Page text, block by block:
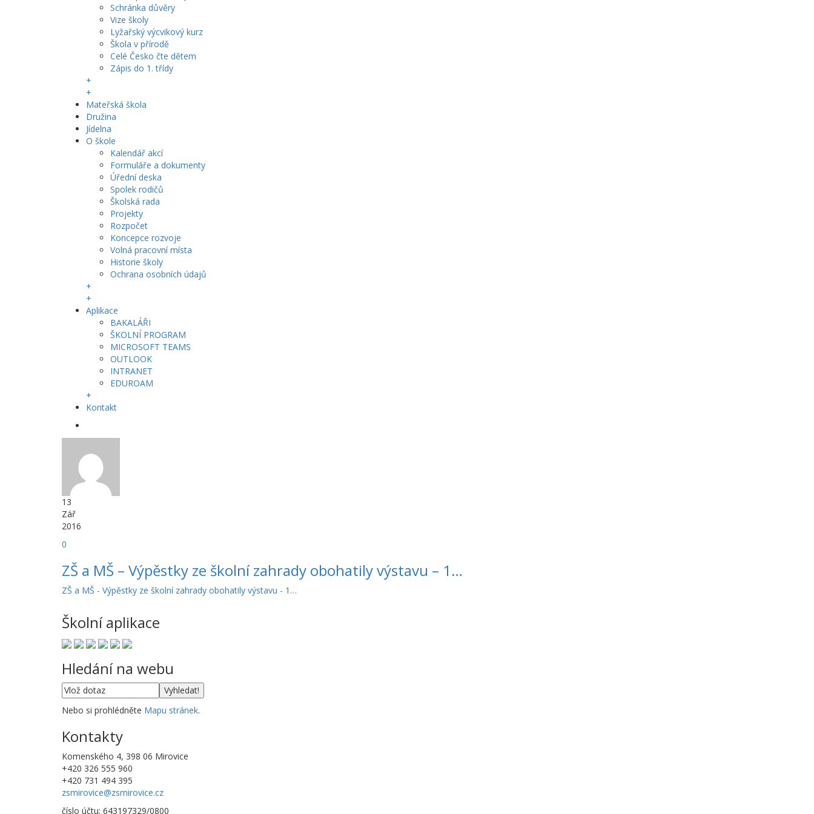
Schránka důvěry
Vize školy
Lyžařský výcvikový kurz
Škola v přírodě
Celé Česko čte dětem
Zápis do 1. třídy
+
+
Mateřská škola
Družina
Jídelna
O škole
Kalendář akcí
Formuláře a dokumenty
Úřední deska
Spolek rodičů
Školská rada
Projekty
Rozpočet
Koncepce rozvoje
Volná pracovní místa
Historie školy
Ochrana osobních údajů
+
+
Aplikace
BAKALÁŘI
ŠKOLNÍ PROGRAM
MICROSOFT TEAMS
OUTLOOK
INTRANET
EDUROAM
+
Kontakt
13
Zář
2016
0
ZŠ a MŠ – Výpěstky ze školní zahrady obohatily výstavu – 1…
ZŠ a MŠ - Výpěstky ze školní zahrady obohatily výstavu - 1…
Školní aplikace
Hledání na webu
Nebo si prohlédněte Mapu stránek.
Kontakty
Komenského 4, 398 06 Mirovice
+420 326 555 960
+420 731 494 395
zsmirovice@zsmirovice.cz
číslo účtu: 643197329/0800